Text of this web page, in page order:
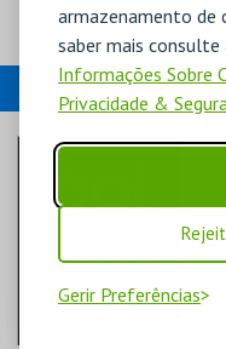
armazenamento de
saber mais consulte
Informações Sobre
Privacidade &
Gerir Preferências
EVENTOS